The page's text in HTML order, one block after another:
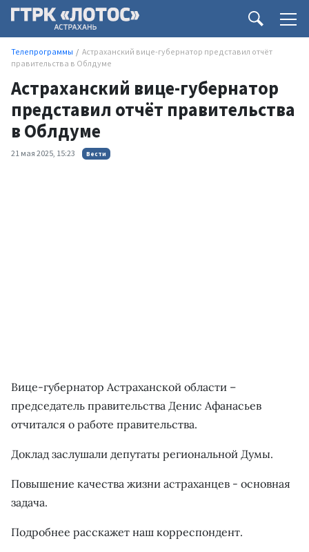
Телепрограммы
Астраханский вице-губернатор представил отчёт
правительства в Облдуме
Астраханский вице-губернатор
представил отчёт правительства
в Облдуме
21 мая 2025, 15:23 Вести
Вице-губернатор Астраханской области –
председатель правительства Денис Афанасьев
отчитался о работе правительства.
Доклад заслушали депутаты региональной Думы.
Повышение качества жизни астраханцев - основная
задача.
Подробнее расскажет наш корреспондент.